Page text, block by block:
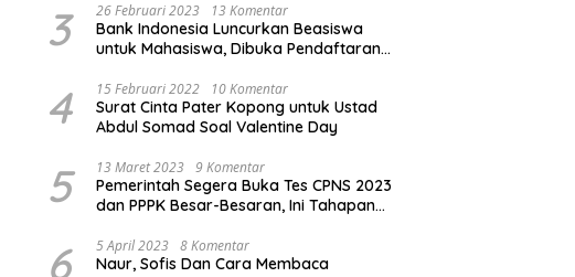
3 26 Februari 2023 13 Komentar
Bank Indonesia Luncurkan Beasiswa
untuk Mahasiswa, Dibuka Pendaftaran
4 15 Februari 2022 10 Komentar
Surat Cinta Pater Kopong untuk Ustad
Abdul Somad Soal Valentine Day
5 13 Maret 2023 9 Komentar
Pemerintah Segera Buka Tes CPNS 2023
dan PPPK Besar-Besaran, Ini Tahapan
6 5 April 2023 8 Komentar
Naur, Sofis Dan Cara Membaca